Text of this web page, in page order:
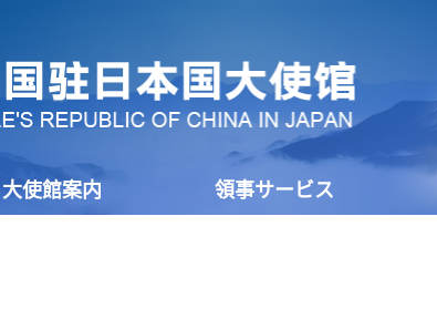
大使館案内 領事サービス